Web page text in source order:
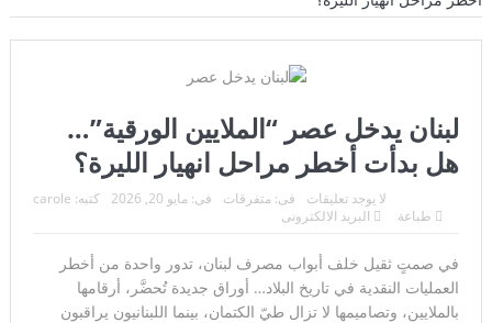
إنجاز طبي تاريخي يعيد البصر بعد سنوات من الظلام..
لحظة لا تتكرر إلا مرة واحدة في العمر… فوق مياه المحيط الهادئ
هيكلية الجيش اللبناني: تنظيم متكامل يحمي لبنان من الحدود إلى
الداخل
“فيفا” يتراجع تحت ضغط العالم… وإنفانتينو يواجه إحدى أكبر
هزائمه السياسية
لبنان يدخل عصر “الملايين الورقية”…
هل بدأت أخطر مراحل انهيار الليرة؟
كتبه: carole فى:مايو 20, 2026 فى:متفرقات
لا يوجد تعليقات
طباعة
البريد الالكترونى
في صمتٍ ثقيل خلف أبواب مصرف لبنان، تدور واحدة من أخطر
العمليات النقدية في تاريخ البلاد… أوراق جديدة تُحضَّر، أرقامها
بالملايين، وتصاميمها لا تزال طيّ الكتمان، بينما اللبنانيون يراقبون